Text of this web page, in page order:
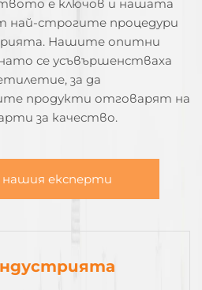
е ключов и нашата
най-строгите процедури
Нашите опитни
се усъвършенстваха
за да
продукти отговарят на
за качество.
експерти